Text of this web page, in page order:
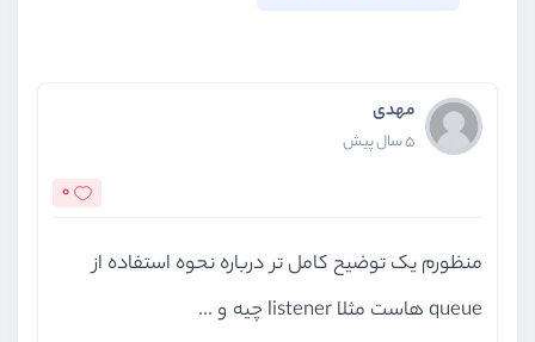
مهدی
5 سال پیش
0
منظورم یک توضیح کامل تر درباره نحوه استفاده از
queue هاست مثلا listener چیه و ...